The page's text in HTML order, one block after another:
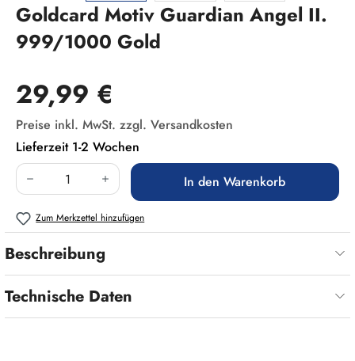
Goldcard Motiv Guardian Angel II.
999/1000 Gold
Regulärer Preis:
29,99 €
Preise inkl. MwSt. zzgl. Versandkosten
Lieferzeit 1-2 Wochen
Produkt Anzahl: Gib den gewünschten Wert
In den Warenkorb
Zum Merkzettel hinzufügen
Beschreibung
Technische Daten